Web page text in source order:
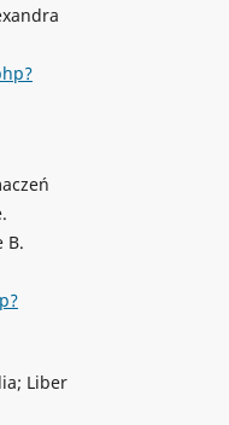
B.
Liber